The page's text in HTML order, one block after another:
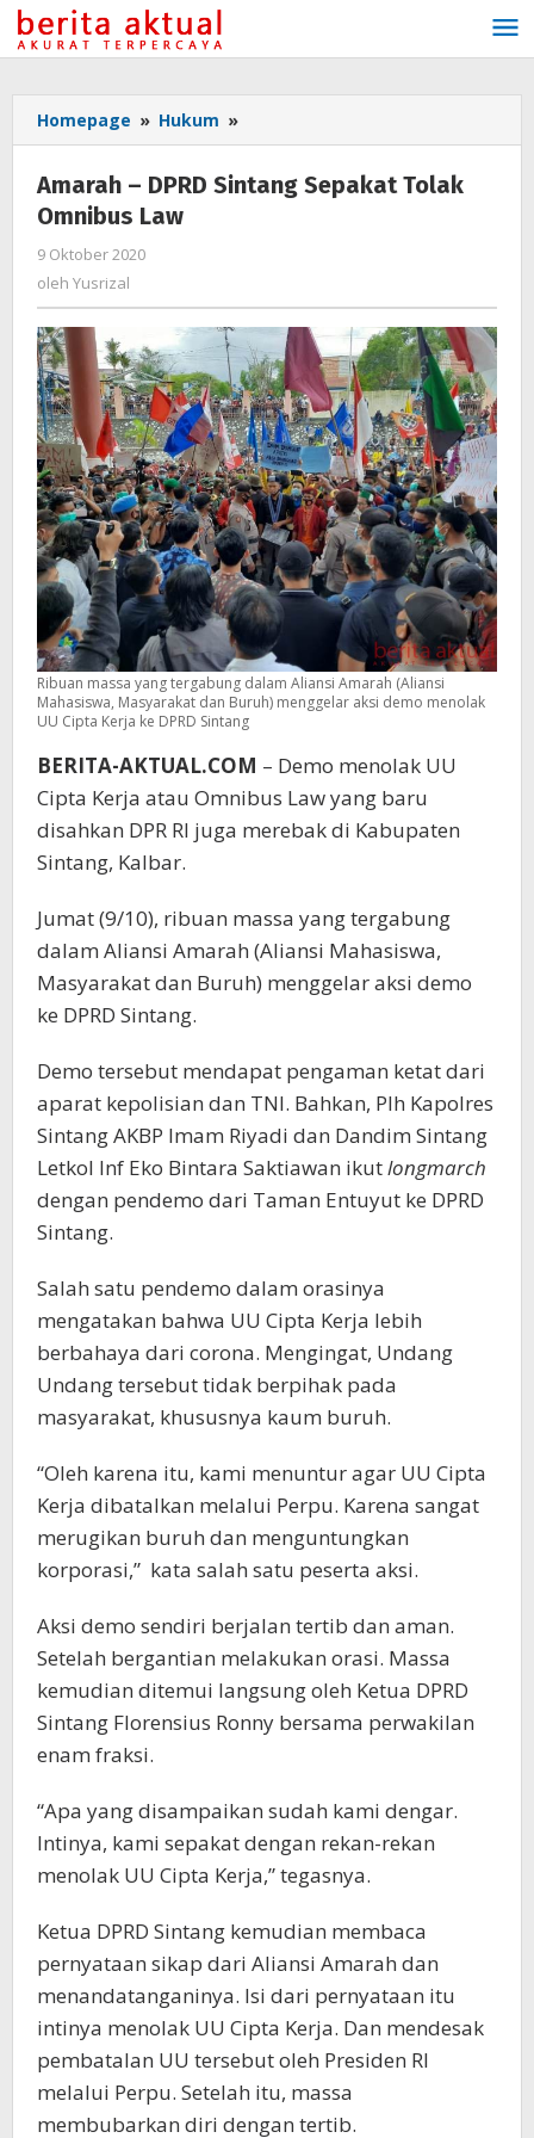
Lewati
ke
konten
Homepage » Hukum »
-
Sintang
Amarah – DPRD Sintang Sepakat Tolak
Omnibus Law
9 Oktober 2020
oleh Yusrizal
Ribuan massa yang tergabung dalam Aliansi Amarah (Aliansi
Mahasiswa, Masyarakat dan Buruh) menggelar aksi demo menolak
UU Cipta Kerja ke DPRD Sintang
BERITA-AKTUAL.COM – Demo menolak UU
Cipta Kerja atau Omnibus Law yang baru
disahkan DPR RI juga merebak di Kabupaten
Sintang, Kalbar.
Jumat (9/10), ribuan massa yang tergabung
dalam Aliansi Amarah (Aliansi Mahasiswa,
Masyarakat dan Buruh) menggelar aksi demo
ke DPRD Sintang.
Demo tersebut mendapat pengaman ketat dari
aparat kepolisian dan TNI. Bahkan, Plh Kapolres
Sintang AKBP Imam Riyadi dan Dandim Sintang
Letkol Inf Eko Bintara Saktiawan ikutlongmarch
dengan pendemo dari Taman Entuyut ke DPRD
Sintang.
Salah satu pendemo dalam orasinya
mengatakan bahwa UU Cipta Kerja lebih
berbahaya dari corona. Mengingat, Undang
Undang tersebut tidak berpihak pada
masyarakat, khususnya kaum buruh.
“Oleh karena itu, kami menuntur agar UU Cipta
Kerja dibatalkan melalui Perpu. Karena sangat
merugikan buruh dan menguntungkan
korporasi,” kata salah satu peserta aksi.
Aksi demo sendiri berjalan tertib dan aman.
Setelah bergantian melakukan orasi. Massa
kemudian ditemui langsung oleh Ketua DPRD
Sintang Florensius Ronny bersama perwakilan
enam fraksi.
“Apa yang disampaikan sudah kami dengar.
Intinya, kami sepakat dengan rekan-rekan
menolak UU Cipta Kerja,” tegasnya.
Ketua DPRD Sintang kemudian membaca
pernyataan sikap dari Aliansi Amarah dan
menandatanganinya. Isi dari pernyataan itu
intinya menolak UU Cipta Kerja. Dan mendesak
pembatalan UU tersebut oleh Presiden RI
melalui Perpu. Setelah itu, massa
membubarkan diri dengan tertib.